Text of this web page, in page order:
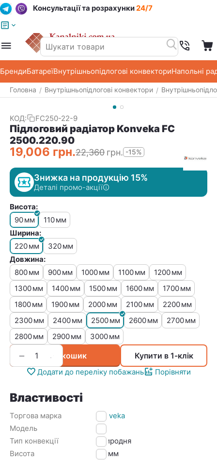
Консультації та розрахунки24/7
БрендиБатареїВнутрішньопідлогові конвекториНапольні
Головна / Внутрішньопідлогові конвектори /
КОД: FC250-22-9
Підлоговий радіатор Konveka FC
2500.220.90
19,006 грн.22,360 грн. -15%
Знижка на продукцію 15%
Деталі промо-акції
Висота:
90мм 110мм
Ширина:
220мм 320мм
Довжина:
800мм 900мм 1000мм 1100мм 1200мм
1300мм 1400мм 1500мм 1600мм 1700мм
1800мм 1900мм 2000мм 2100мм 2200мм
2300мм 2400мм 2500мм 2600мм 2700мм
2800мм 2900мм 3000мм
+
− У кошик Купити в 1-клік
Додати до переліку побажань Порівняти
Властивості
Торгова марка
Konveka
Модель
FC
Тип конвекції
Природня
Висота
90 мм